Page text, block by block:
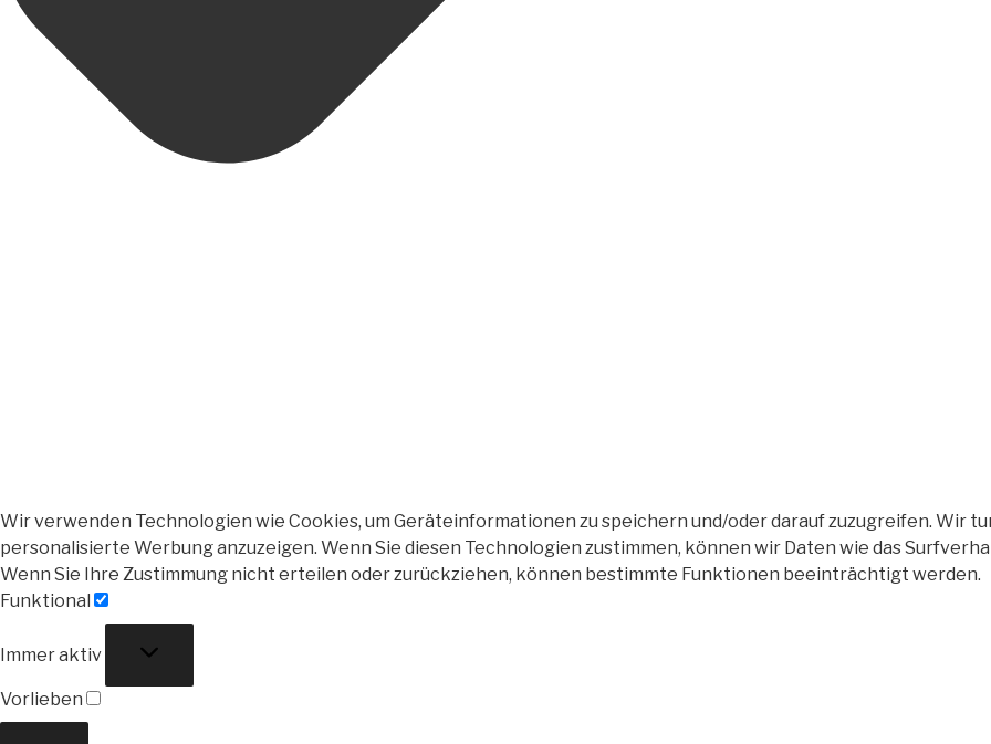
Wir verwenden Technologien wie Cookies, um Geräteinformationen zu speichern und/oder darauf zuzugreifen. Wir
personalisierte Werbung anzuzeigen. Wenn Sie diesen Technologien zustimmen, können wir Daten wie das
Wenn Sie Ihre Zustimmung nicht erteilen oder zurückziehen, können bestimmte Funktionen beeinträchtigt werden.
Funktional
Immer aktiv
Vorlieben